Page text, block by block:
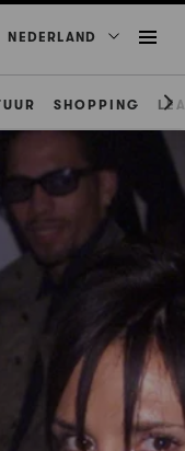
NEDERLAND
SHOPPING